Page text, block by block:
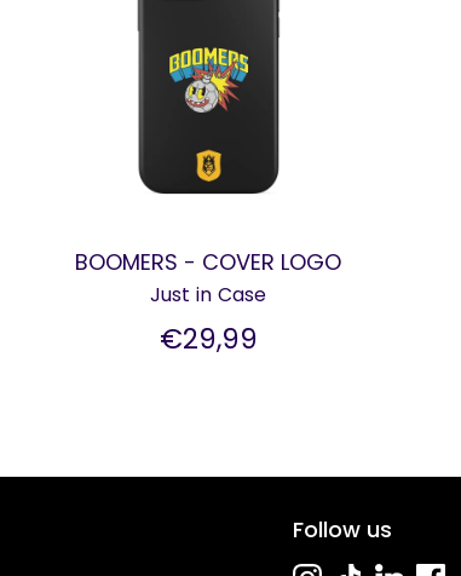
BOOMERS - COVER LOGO
Just in Case
€29,99
Follow us